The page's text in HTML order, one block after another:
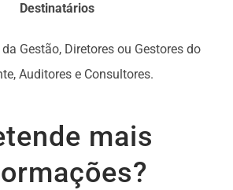
Destinatários
Gestão, Diretores ou Gestores do
Auditores e Consultores.
mais